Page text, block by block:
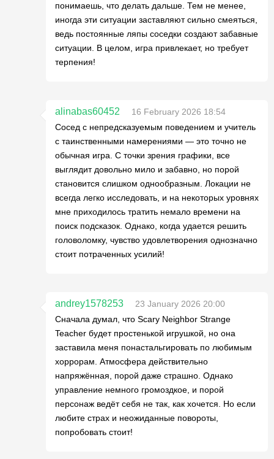
понимаешь, что делать дальше. Тем не менее,
иногда эти ситуации заставляют сильно смеяться,
ведь постоянные ляпы соседки создают забавные
ситуации. В целом, игра привлекает, но требует
терпения!
alinabas60452
16 February 2026 18:54
Сосед с непредсказуемым поведением и учитель
с таинственными намерениями — это точно не
обычная игра. С точки зрения графики, все
выглядит довольно мило и забавно, но порой
становится слишком однообразным. Локации не
всегда легко исследовать, и на некоторых уровнях
мне приходилось тратить немало времени на
поиск подсказок. Однако, когда удается решить
головоломку, чувство удовлетворения однозначно
стоит потраченных усилий!
andrey1578253
23 January 2026 20:00
Сначала думал, что Scary Neighbor Strange
Teacher будет простенькой игрушкой, но она
заставила меня понастальгировать по любимым
хоррорам. Атмосфера действительно
напряжённая, порой даже страшно. Однако
управление немного громоздкое, и порой
персонаж ведёт себя не так, как хочется. Но если
любите страх и неожиданные повороты,
попробовать стоит!